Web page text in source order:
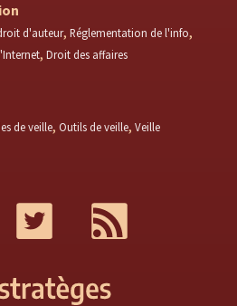
d'auteur Réglementation de l'info
Droit des affaires
de veille Outils de veille Veille
Twitter